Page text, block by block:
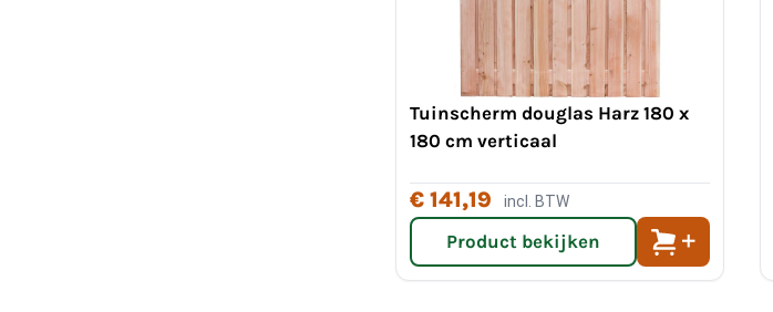
Tuinscherm douglas Harz 180 x
180 cm verticaal
€ 141,19 incl. BTW
Product bekijken